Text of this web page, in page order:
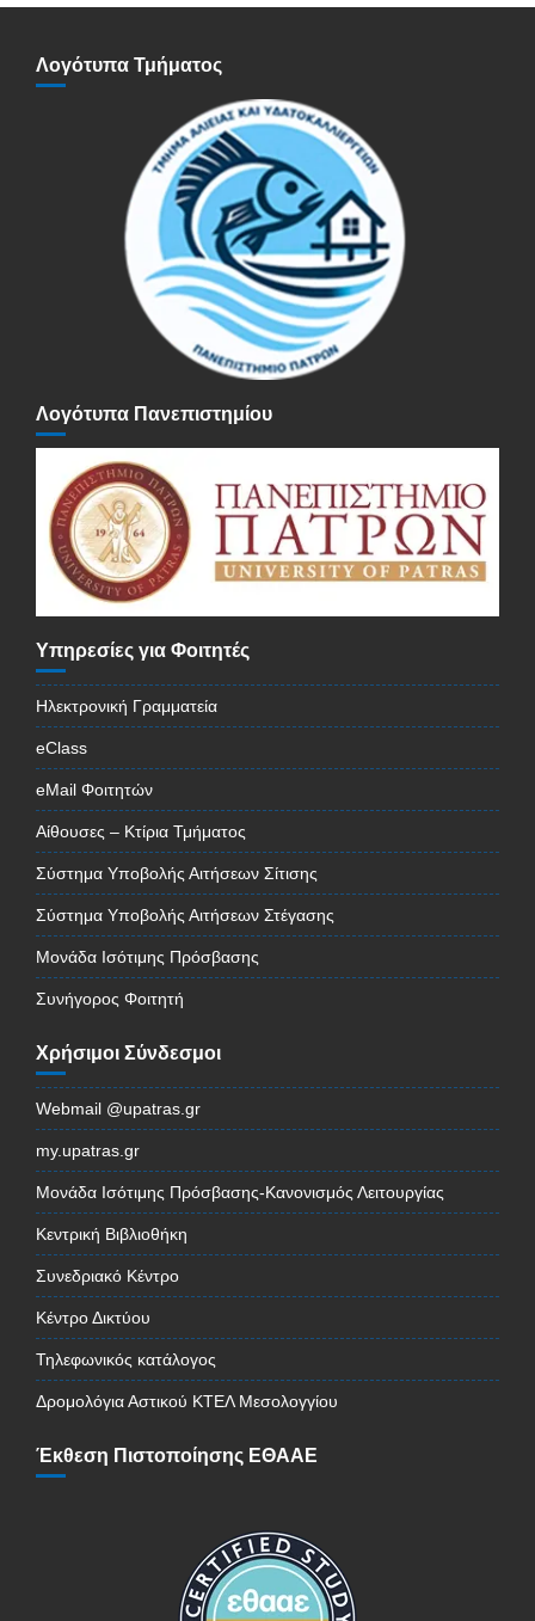
Λογότυπα Τμήματος
Λογότυπα Πανεπιστημίου
Υπηρεσίες για Φοιτητές
Ηλεκτρονική Γραμματεία
eClass
eMail Φοιτητών
Αίθουσες – Κτίρια Τμήματος
Σύστημα Υποβολής Αιτήσεων Σίτισης
Σύστημα Υποβολής Αιτήσεων Στέγασης
Μονάδα Ισότιμης Πρόσβασης
Συνήγορος Φοιτητή
Χρήσιμοι Σύνδεσμοι
Webmail @upatras.gr
my.upatras.gr
Μονάδα Ισότιμης Πρόσβασης-Κανονισμός Λειτουργίας
Κεντρική Βιβλιοθήκη
Συνεδριακό Κέντρο
Κέντρο Δικτύου
Τηλεφωνικός κατάλογος
Δρομολόγια Αστικού ΚΤΕΛ Μεσολογγίου
Έκθεση Πιστοποίησης ΕΘΑΑΕ